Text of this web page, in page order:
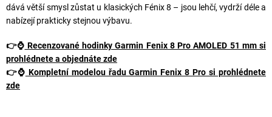
dává větší smysl zůstat u klasických Fénix 8 – jsou lehčí, vydrží déle a
nabízejí prakticky stejnou výbavu.
👉⌚ Recenzované hodinky Garmin Fenix 8 Pro AMOLED 51 mm si
prohlédnete a objednáte zde
👉⌚ Kompletní modelou řadu Garmin Fenix 8 Pro si prohlédnete
zde